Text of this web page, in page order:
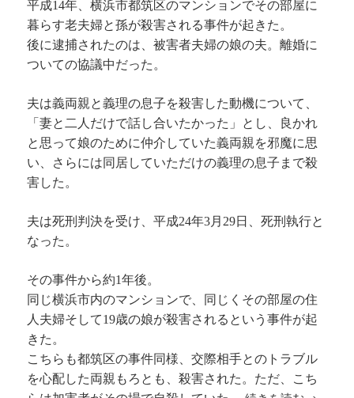
平成14年、横浜市都筑区のマンションでその部屋に
暮らす老夫婦と孫が殺害される事件が起きた。
後に逮捕されたのは、被害者夫婦の娘の夫。離婚に
ついての協議中だった。
夫は義両親と義理の息子を殺害した動機について、
「妻と二人だけで話し合いたかった」とし、良かれ
と思って娘のために仲介していた義両親を邪魔に思
い、さらには同居していただけの義理の息子まで殺
害した。
夫は死刑判決を受け、平成24年3月29日、死刑執行と
なった。
その事件から約1年後。
同じ横浜市内のマンションで、同じくその部屋の住
人夫婦そして19歳の娘が殺害されるという事件が起
きた。
こちらも都筑区の事件同様、交際相手とのトラブル
を心配した両親もろとも、殺害された。ただ、こち